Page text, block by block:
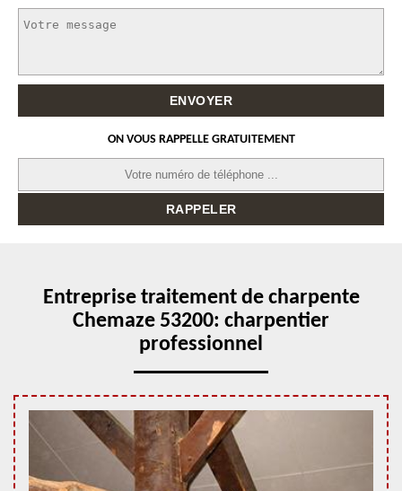
ON VOUS RAPPELLE GRATUITEMENT
Entreprise traitement de charpente
Chemaze 53200: charpentier
professionnel